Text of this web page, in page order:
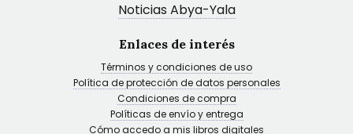
Noticias Abya-Yala
Enlaces de interés
Términos y condiciones de uso
Política de protección de datos personales
Condiciones de compra
Políticas de envío y entrega
Cómo accedo a mis libros digitales